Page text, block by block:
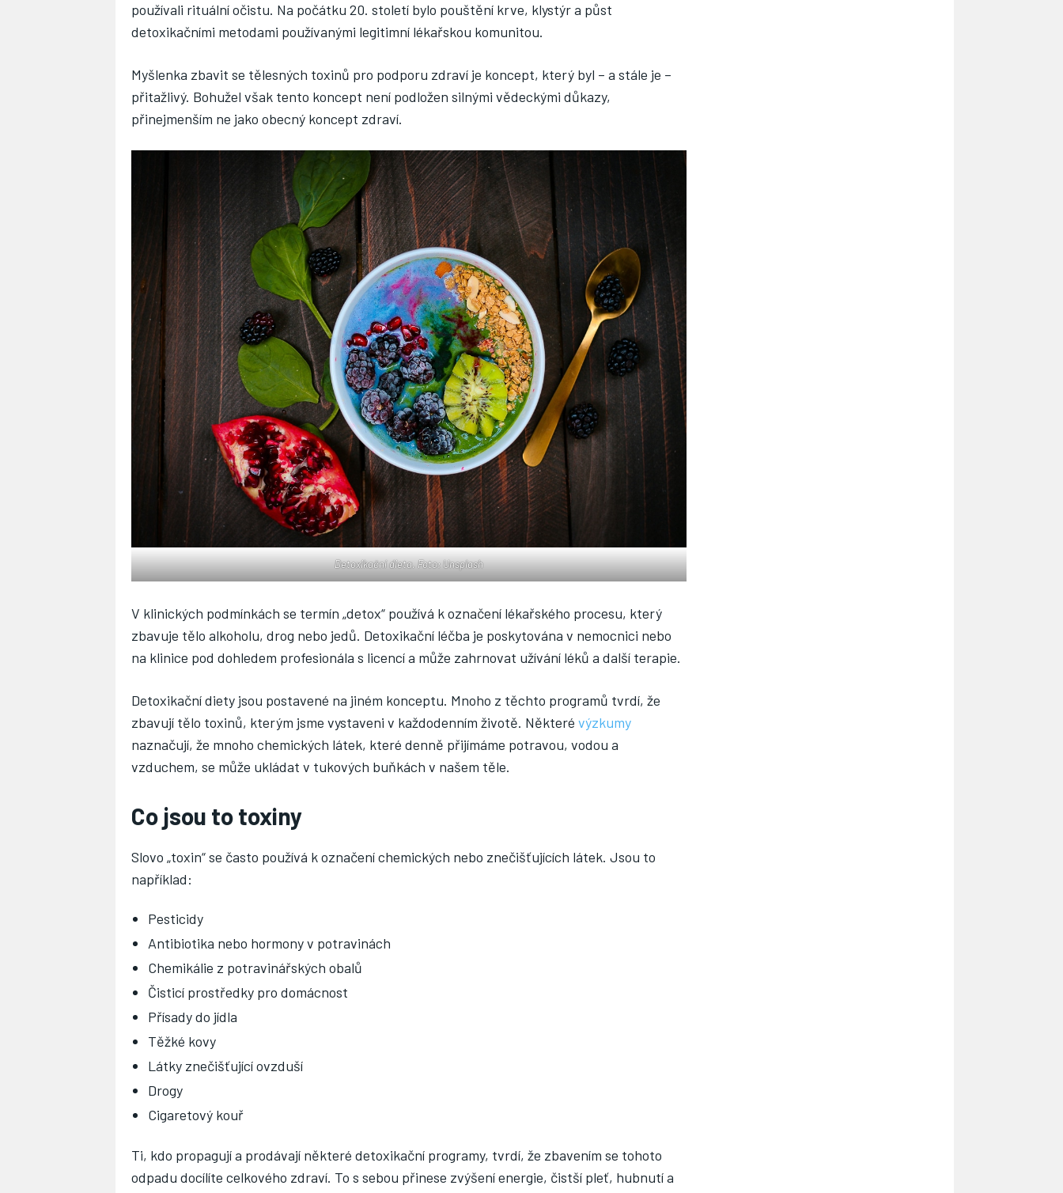
používali rituální očistu. Na počátku 20. století bylo pouštění krve, klystýr a půst
detoxikačními metodami používanými legitimní lékařskou komunitou.
Myšlenka zbavit se tělesných toxinů pro podporu zdraví je koncept, který byl – a stále je –
přitažlivý. Bohužel však tento koncept není podložen silnými vědeckými důkazy,
přinejmenším ne jako obecný koncept zdraví.
Detoxikační dieta. Foto: Unsplash
V klinických podmínkách se termín „detox“ používá k označení lékařského procesu, který
zbavuje tělo alkoholu, drog nebo jedů. Detoxikační léčba je poskytována v nemocnici nebo
na klinice pod dohledem profesionála s licencí a může zahrnovat užívání léků a další terapie.
Detoxikační diety jsou postavené na jiném konceptu. Mnoho z těchto programů tvrdí, že
zbavují tělo toxinů, kterým jsme vystaveni v každodenním životě. Některé výzkumy
naznačují, že mnoho chemických látek, které denně přijímáme potravou, vodou a
vzduchem, se může ukládat v tukových buňkách v našem těle.
Co jsou to toxiny
Slovo „toxin“ se často používá k označení chemických nebo znečišťujících látek. Jsou to
například:
Pesticidy
Antibiotika nebo hormony v potravinách
Chemikálie z potravinářských obalů
Čisticí prostředky pro domácnost
Přísady do jídla
Těžké kovy
Látky znečišťující ovzduší
Drogy
Cigaretový kouř
Ti, kdo propagují a prodávají některé detoxikační programy, tvrdí, že zbavením se tohoto
odpadu docílíte celkového zdraví. To s sebou přinese zvýšení energie, čistší pleť, hubnutí a